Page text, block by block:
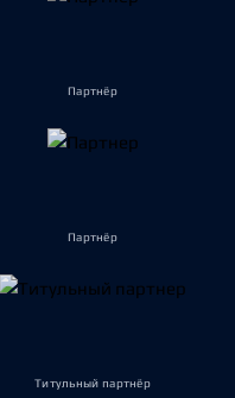
Партнёр
Партнёр
Титульный партнёр